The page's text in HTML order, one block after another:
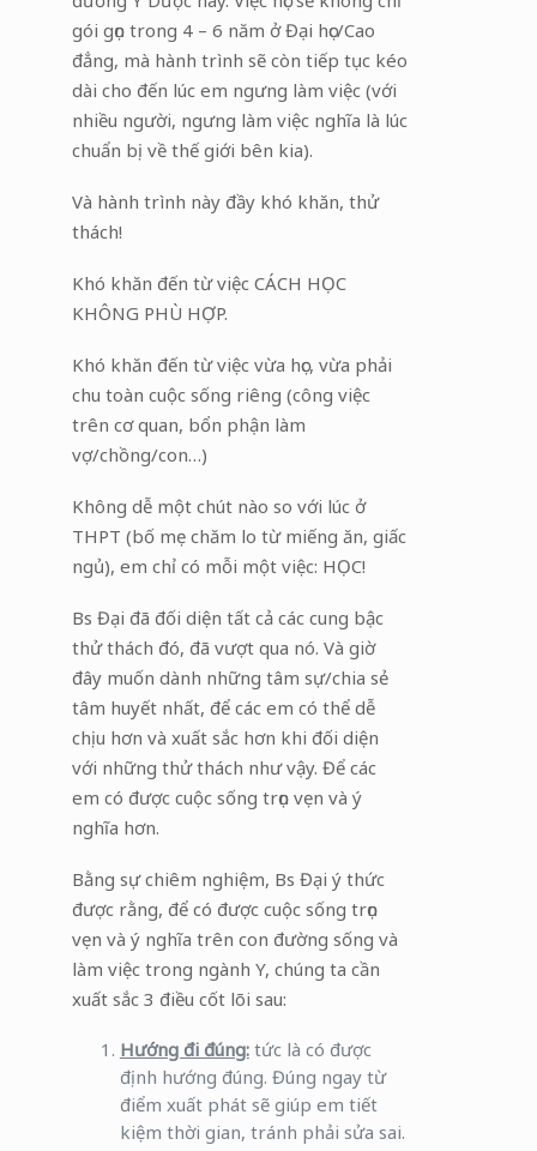
gói gọn trong 4 – 6 năm ở Đại học/Cao
đẳng, mà hành trình sẽ còn tiếp tục kéo
dài cho đến lúc em ngưng làm việc (với
nhiều người, ngưng làm việc nghĩa là lúc
chuẩn bị về thế giới bên kia).
Và hành trình này đầy khó khăn, thử
thách!
Khó khăn đến từ việc CÁCH HỌC
KHÔNG PHÙ HỢP.
Khó khăn đến từ việc vừa học, vừa phải
chu toàn cuộc sống riêng (công việc
trên cơ quan, bổn phận làm
vợ/chồng/con…)
Không dễ một chút nào so với lúc ở
THPT (bố mẹ chăm lo từ miếng ăn, giấc
ngủ), em chỉ có mỗi một việc: HỌC!
Bs Đại đã đối diện tất cả các cung bậc
thử thách đó, đã vượt qua nó. Và giờ
đây muốn dành những tâm sự/chia sẻ
tâm huyết nhất, để các em có thể dễ
chịu hơn và xuất sắc hơn khi đối diện
với những thử thách như vậy. Để các
em có được cuộc sống trọn vẹn và ý
nghĩa hơn.
Bằng sự chiêm nghiệm, Bs Đại ý thức
được rằng, để có được cuộc sống trọn
vẹn và ý nghĩa trên con đường sống và
làm việc trong ngành Y, chúng ta cần
xuất sắc 3 điều cốt lõi sau:
Hướng đi đúng:tức là có được
định hướng đúng. Đúng ngay từ
điểm xuất phát sẽ giúp em tiết
kiệm thời gian, tránh phải sửa sai.